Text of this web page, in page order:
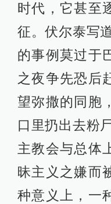
时代，它甚至
征。伏尔泰写
的事例莫过于
之夜争先恐后
望弥撒的同胞
口里扔出去粉
主教会与总体
昧主义之嫌而
种意义上，一